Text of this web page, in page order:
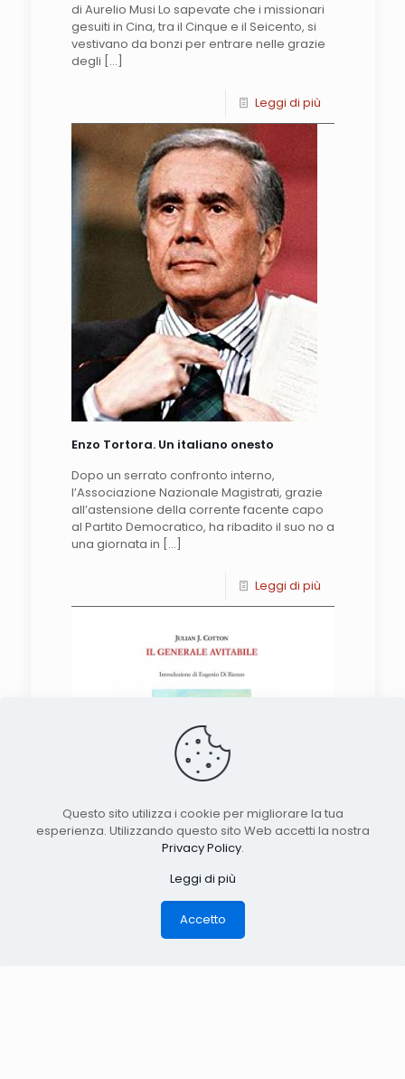
di Aurelio Musi Lo sapevate che i missionari
gesuiti in Cina, tra il Cinque e il Seicento, si
vestivano da bonzi per entrare nelle grazie
degli […]
Leggi di più
Enzo Tortora. Un italiano onesto
Dopo un serrato confronto interno,
l’Associazione Nazionale Magistrati, grazie
all’astensione della corrente facente capo
al Partito Democratico, ha ribadito il suo no a
una giornata in […]
Leggi di più
riscoprono il terribile Avitabile
di Tommaso de Brabant Spinto dal ricordo
Questo sito utilizza i cookie per migliorare la tua
esperienza. Utilizzando questo sito Web accetti la nostra
Privacy Policy.
Leggi di più
Accetto